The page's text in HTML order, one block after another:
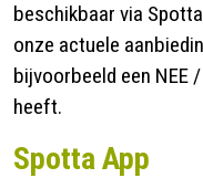
beschikbaar via
onze actuele
bijvoorbeeld een NEE
heeft.
Spotta App